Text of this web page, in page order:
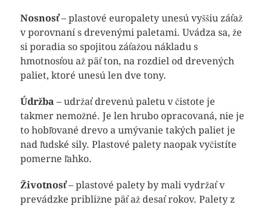
Nosnosť– plastové europalety unesú vyššiu záťaž
v porovnaní s drevenými paletami. Uvádza sa, že
si poradia so spojitou záťažou nákladu s
hmotnosťou až päť ton, na rozdiel od drevených
paliet, ktoré unesú len dve tony.
Údržba – udržať drevenú paletu v čistote je
takmer nemožné. Je len hrubo opracovaná, nie je
to hobľované drevo a umývanie takých paliet je
nad ľudské sily. Plastové palety naopak vyčistíte
pomerne ľahko.
Životnosť– plastové palety by mali vydržať v
prevádzke približne päť až desať rokov. Palety z